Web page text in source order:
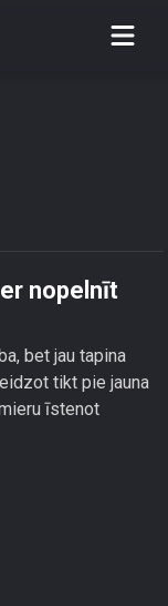
cer
nopelnīt
bet jau tapina
tikt pie jauna
īstenot